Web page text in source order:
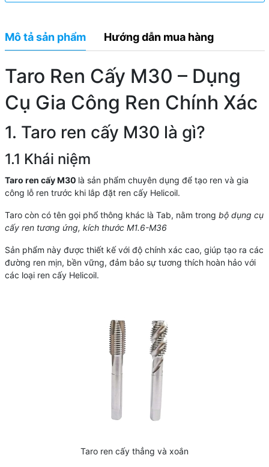
Mô tả sản phẩm Hướng dẫn mua hàng
Taro Ren Cấy M30 – Dụng
Cụ Gia Công Ren Chính Xác
1. Taro ren cấy M30 là gì?
1.1 Khái niệm
Taro ren cấy M30 là sản phẩm chuyên dụng để tạo ren và gia
công lỗ ren trước khi lắp đặt ren cấy Helicoil.
Taro còn có tên gọi phổ thông khác là Tab, nằm trong bộ dụng cụ
cấy ren tương ứng, kích thước M1.6-M36
Sản phẩm này được thiết kế với độ chính xác cao, giúp tạo ra các
đường ren mịn, bền vững, đảm bảo sự tương thích hoàn hảo với
các loại ren cấy Helicoil.
Taro ren cấy thẳng và xoắn